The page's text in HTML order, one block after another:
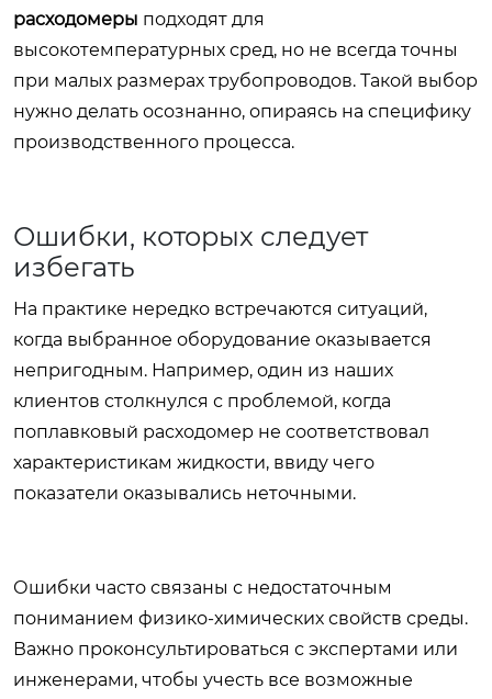
расходомеры подходят для
высокотемпературных сред, но не всегда точны
при малых размерах трубопроводов. Такой выбор
нужно делать осознанно, опираясь на специфику
производственного процесса.
Ошибки, которых следует
избегать
На практике нередко встречаются ситуаций,
когда выбранное оборудование оказывается
непригодным. Например, один из наших
клиентов столкнулся с проблемой, когда
поплавковый расходомер не соответствовал
характеристикам жидкости, ввиду чего
показатели оказывались неточными.
Ошибки часто связаны с недостаточным
пониманием физико-химических свойств среды.
Важно проконсультироваться с экспертами или
инженерами, чтобы учесть все возможные